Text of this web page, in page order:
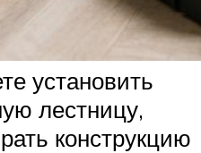
установить
лестницу,
конструкцию